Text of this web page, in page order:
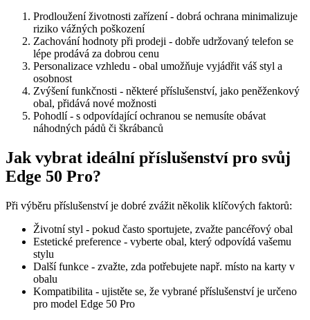
Prodloužení životnosti zařízení - dobrá ochrana minimalizuje
riziko vážných poškození
Zachování hodnoty při prodeji - dobře udržovaný telefon se
lépe prodává za dobrou cenu
Personalizace vzhledu - obal umožňuje vyjádřit váš styl a
osobnost
Zvýšení funkčnosti - některé příslušenství, jako peněženkový
obal, přidává nové možnosti
Pohodlí - s odpovídající ochranou se nemusíte obávat
náhodných pádů či škrábanců
Jak vybrat ideální příslušenství pro svůj
Edge 50 Pro?
Při výběru příslušenství je dobré zvážit několik klíčových faktorů:
Životní styl - pokud často sportujete, zvažte pancéřový obal
Estetické preference - vyberte obal, který odpovídá vašemu
stylu
Další funkce - zvažte, zda potřebujete např. místo na karty v
obalu
Kompatibilita - ujistěte se, že vybrané příslušenství je určeno
pro model Edge 50 Pro